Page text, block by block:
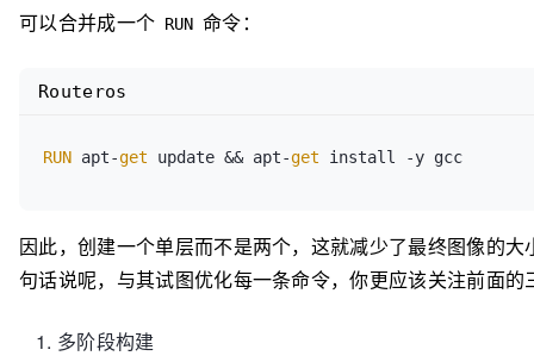
可以合并成一个 RUN 命令：
RUN apt-get update && apt-get
Routeros
因此，创建一个单层而不是两个，这就减少了最终图像的
句话说呢，与其试图优化每一条命令，你更应该关注前面的
多阶段构建